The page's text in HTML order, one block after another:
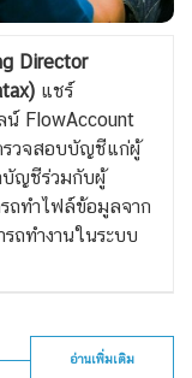
Director
แชร์
FlowAccount
รวจสอบบัญชีแก่ผู้
บัญชีร่วมกับผู้
รถทำไฟล์ข้อมูลจาก
ถทำงานในระบบ
อ่านเพิ่มเติม